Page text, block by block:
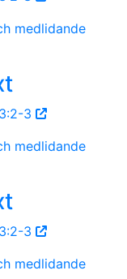
medlidande
3
medlidande
3
medlidande